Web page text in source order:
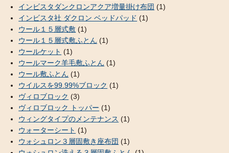
インビスタダンクロンアクア増量掛け布団 (1)
インビスタ社 ダクロン ベッドパッド (1)
ウール１５層式敷 (1)
ウール１５層式敷ふとん (1)
ウールケット (1)
ウールマーク羊毛敷ふとん (1)
ウール敷ふとん (1)
ウイルスを99.99%ブロック (1)
ヴィロブロック (3)
ヴィロブロック トッパー (1)
ウィングタイプのメンテナンス (1)
ウォーターシート (1)
ウォシュロン３層固敷き座布団 (1)